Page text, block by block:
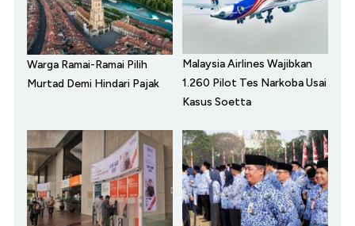
Warga Ramai-Ramai Pilih
Murtad Demi Hindari Pajak
Malaysia Airlines Wajibkan
1.260 Pilot Tes Narkoba Usai
Kasus Soetta